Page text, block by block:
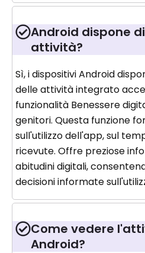
Android dispone
attività?
Sì, i dispositivi Android
delle attività integrato
funzionalità Benessere
genitori. Questa funzione
sull'utilizzo dell'app, sul
ricevute. Offre preziose
abitudini digitali,
decisioni informate
Come vedere
Android?